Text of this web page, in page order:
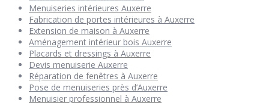
Menuiseries intérieures Auxerre
Fabrication de portes intérieures à Auxerre
Extension de maison à Auxerre
Aménagement intérieur bois Auxerre
Placards et dressings à Auxerre
Devis menuiserie Auxerre
Réparation de fenêtres à Auxerre
Pose de menuiseries près d’Auxerre
Menuisier professionnel à Auxerre